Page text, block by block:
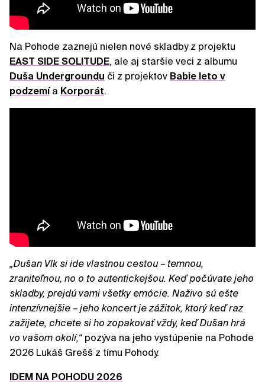
Na Pohode zaznejú nielen nové skladby z projektu
EAST SIDE SOLITUDE, ale aj staršie veci z albumu
Duša Undergroundu či z projektov Babie leto v
podzemía Korporát.
„Dušan Vlk si ide vlastnou cestou – temnou,
zraniteľnou, no o to autentickejšou. Keď počúvate jeho
skladby, prejdú vami všetky emócie. Naživo sú ešte
intenzívnejšie – jeho koncert je zážitok, ktorý keď raz
zažijete, chcete si ho zopakovať vždy, keď Dušan hrá
vo vašom okolí,“ pozýva na jeho vystúpenie na Pohode
2026 Lukáš Grešš z tímu Pohody.
IDEM NA POHODU 2026